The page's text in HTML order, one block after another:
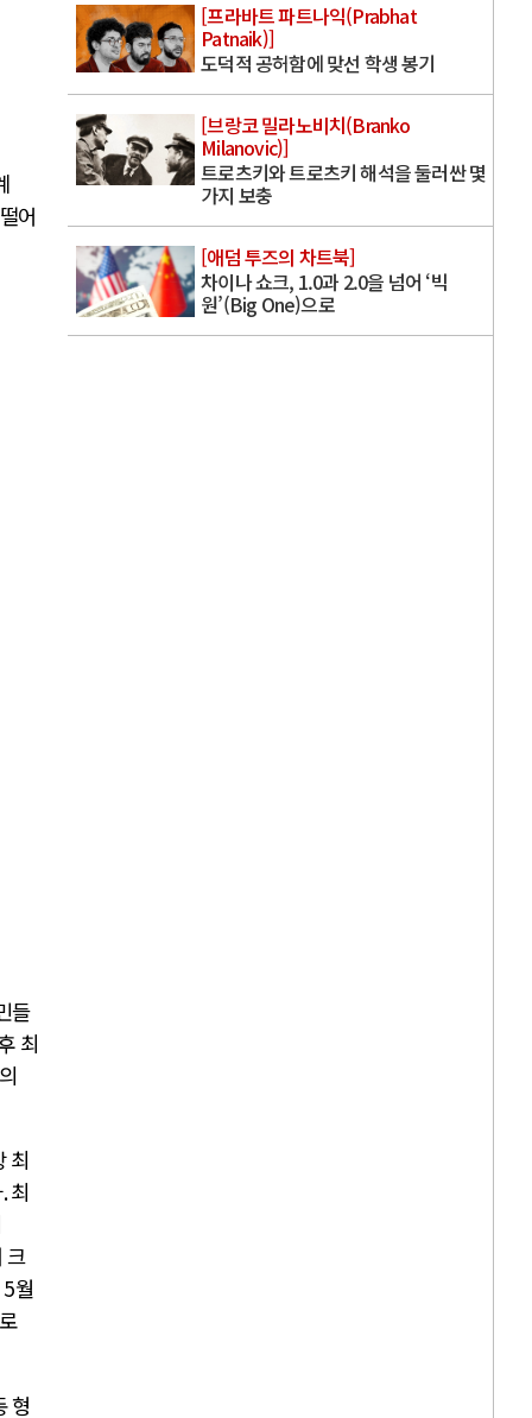
어
들
최
최
.최
크
5월
형
[프라바트 파트나익(Prabhat
Patnaik)]
도덕적 공허함에 맞선 학생 봉기
[브랑코 밀라노비치(Branko
Milanovic)]
트로츠키와 트로츠키 해석을 둘러싼 몇
가지 보충
[애덤 투즈의 차트북]
차이나 쇼크, 1.0과 2.0을 넘어 ‘빅
원’(Big One)으로